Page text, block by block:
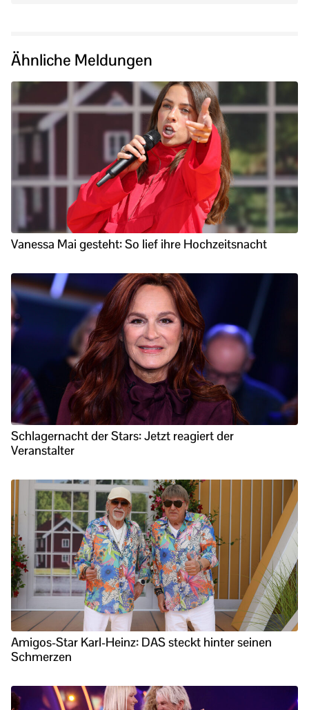
Ähnliche Meldungen
Vanessa Mai gesteht: So lief ihre Hochzeitsnacht
Schlagernacht der Stars: Jetzt reagiert der
Veranstalter
Amigos-Star Karl-Heinz: DAS steckt hinter seinen
Schmerzen